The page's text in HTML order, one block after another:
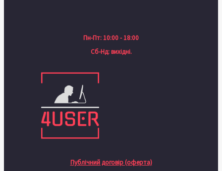
Пн-Пт: 10:00 - 18:00
Сб-Нд: вихідні.
Публічний договір (оферта)